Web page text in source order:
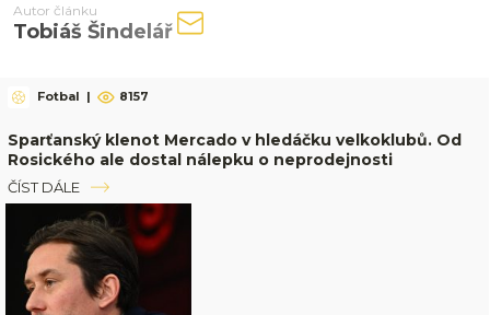
Autor článku
Tobiáš Šindelář
Fotbal | 8157
Sparťanský klenot Mercado v hledáčku velkoklubů. Od
Rosického ale dostal nálepku o neprodejnosti
ČÍST DÁLE